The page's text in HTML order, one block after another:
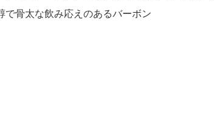
骨太な飲み応えのあるバーボン